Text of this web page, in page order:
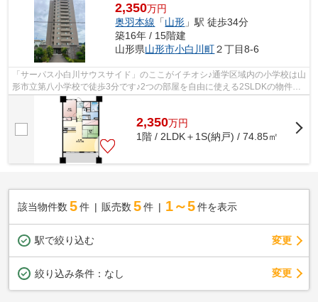
2,350万円
奥羽本線 「山形 」駅 徒歩34分
築16年 / 15階建
山形県山形市小白川町２丁目8-6
「サーパス小白川サウスサイド」のここがイチオシ♪通学区域内の小学校は山
形市立第八小学校で徒歩3分です♪2つの部屋を自由に使える2SLDKの物件で
す♪フローリングなので、どんな世代の...
2,350万円
1階 / 2LDK＋1S(納戸) / 74.85㎡
該当物件数 5件 販売数 5 件 1～5 件を表示
駅で絞り込む 変更
絞り込み条件： なし 変更